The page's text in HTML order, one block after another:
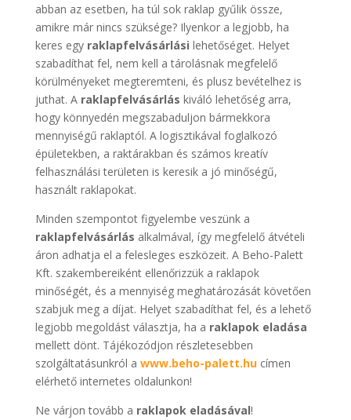
abban az esetben, ha túl sok raklap gyűlik össze,
amikre már nincs szüksége? Ilyenkor a legjobb, ha
keres egy raklapfelvásárlási lehetőséget. Helyet
szabadíthat fel, nem kell a tárolásnak megfelelő
körülményeket megteremteni, és plusz bevételhez is
juthat. A raklapfelvásárlás kiváló lehetőség arra,
hogy könnyedén megszabaduljon bármekkora
mennyiségű raklaptól. A logisztikával foglalkozó
épületekben, a raktárakban és számos kreatív
felhasználási területen is keresik a jó minőségű,
használt raklapokat.
Minden szempontot figyelembe veszünk a
raklapfelvásárlás alkalmával, így megfelelő átvételi
áron adhatja el a felesleges eszközeit. A Beho-Palett
Kft. szakembereiként ellenőrizzük a raklapok
minőségét, és a mennyiség meghatározását követően
szabjuk meg a díjat. Helyet szabadíthat fel, és a lehető
legjobb megoldást választja, ha a raklapok eladása
mellett dönt. Tájékozódjon részletesebben
szolgáltatásunkról a www.beho-palett.hu címen
elérhető internetes oldalunkon!
Ne várjon tovább a raklapok eladásával!